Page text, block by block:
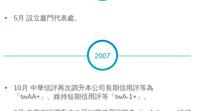
5月 設立廈門代表處。
2007
10月 中華信評再次調升本公司長期信用評等為
「twAA+」、維持短期信用評等「twA-1+」。